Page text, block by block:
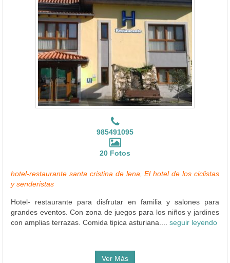
985491095
20 Fotos
hotel-restaurante santa cristina de lena, El hotel de los ciclistas
y senderistas
Hotel- restaurante para disfrutar en familia y salones para
grandes eventos. Con zona de juegos para los niños y jardines
con amplias terrazas. Comida tipica asturiana.... seguir leyendo
Ver Más